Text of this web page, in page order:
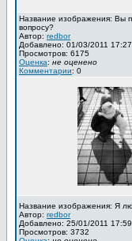
Название изображения: Вы
вопросу?
Автор: redbor
Добавлено: 01/03/2011 17:27
Просмотров: 6175
Оценка: не оценено
Комментарии: 0
Название изображения: Я
Автор: redbor
Добавлено: 25/01/2011 17:59
Просмотров: 3732